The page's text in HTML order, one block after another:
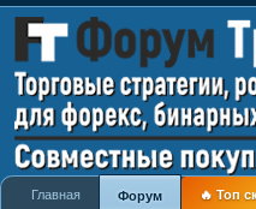
Главная Форум 🔥 Топ